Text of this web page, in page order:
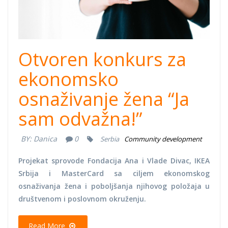
Otvoren konkurs za
ekonomsko
osnaživanje žena “Ja
sam odvažna!”
BY: Danica 0 Serbia Community development
Projekat sprovode Fondacija Ana i Vlade Divac, IKEA
Srbija i MasterCard sa ciljem ekonomskog
osnaživanja žena i poboljšanja njihovog položaja u
društvenom i poslovnom okruženju.
Read More